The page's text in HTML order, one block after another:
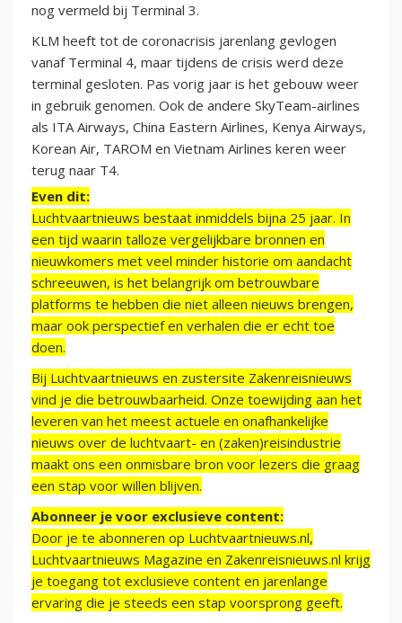
nog vermeld bij Terminal 3.
KLM heeft tot de coronacrisis jarenlang gevlogen
vanaf Terminal 4, maar tijdens de crisis werd deze
terminal gesloten. Pas vorig jaar is het gebouw weer
in gebruik genomen. Ook de andere SkyTeam-airlines
als ITA Airways, China Eastern Airlines, Kenya Airways,
Korean Air, TAROM en Vietnam Airlines keren weer
terug naar T4.
Even dit:
Luchtvaartnieuws bestaat inmiddels bijna 25 jaar. In
een tijd waarin talloze vergelijkbare bronnen en
nieuwkomers met veel minder historie om aandacht
schreeuwen, is het belangrijk om betrouwbare
platforms te hebben die niet alleen nieuws brengen,
maar ook perspectief en verhalen die er echt toe
doen.
Bij Luchtvaartnieuws en zustersite Zakenreisnieuws
vind je die betrouwbaarheid. Onze toewijding aan het
leveren van het meest actuele en onafhankelijke
nieuws over de luchtvaart- en (zaken)reisindustrie
maakt ons een onmisbare bron voor lezers die graag
een stap voor willen blijven.
Abonneer je voor exclusieve content:
Door je te abonneren op Luchtvaartnieuws.nl,
Luchtvaartnieuws Magazine en Zakenreisnieuws.nl krijg
je toegang tot exclusieve content en jarenlange
ervaring die je steeds een stap voorsprong geeft.